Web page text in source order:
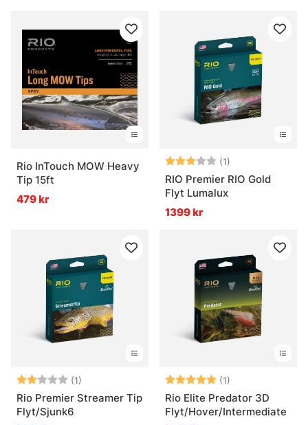
Rio InTouch MOW Heavy
Tip 15ft
479 kr
Betyg: (1)
RIO Premier RIO Gold
Flyt Lumalux
1399 kr
Betyg: (1)
2.0 utav 5 stjärnor
Rio Premier Streamer Tip
Flyt/Sjunk6
Betyg: (1)
Rio Elite Predator 3D
Flyt/Hover/Intermediate